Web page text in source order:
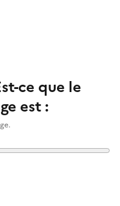
ce que le
est :
page